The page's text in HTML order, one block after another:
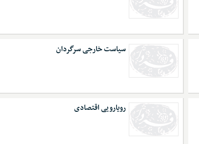
سیاست خارجی سرگردان
رویارویی اقتصادی